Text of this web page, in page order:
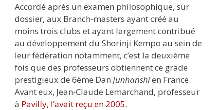
Accordé après un examen philosophique, sur
dossier, aux Branch-masters ayant créé au
moins trois clubs et ayant largement contribué
au développement du Shorinji Kempo au sein de
leur fédération notamment, c’est la deuxième
fois que des professeurs obtiennent ce grade
prestigieux de 6ème Dan Junhanshien France.
Avant eux, Jean-Claude Lemarchand, professeur
à Pavilly, l’avait reçu en 2005.